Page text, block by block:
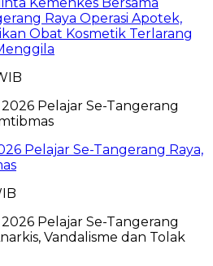
Raya Operasi Apotek,
Obat Kosmetik Terlarang
Pelajar Se-Tangerang Raya,